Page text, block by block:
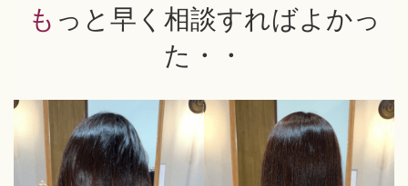
もっと早く相談すればよかっ
た・・